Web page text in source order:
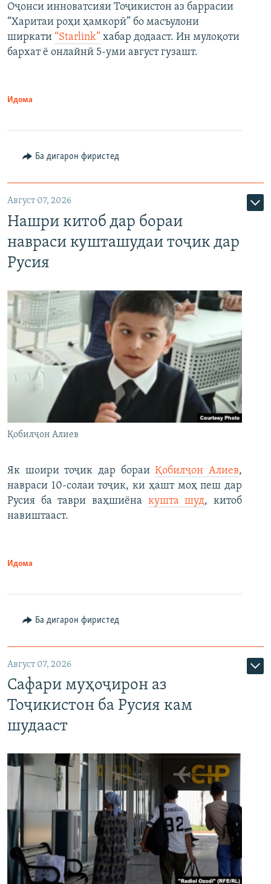
Оҷонси инноватсияи Тоҷикистон аз баррасии
“Харитаи роҳи ҳамкорӣ” бо масъулони
ширкати “Starlink” хабар додааст. Ин мулоқоти
бархат ё онлайнӣ 5-уми август гузашт.
Идома
Ба дигарон фиристед
Август 07, 2026
Нашри китоб дар бораи
навраси кушташудаи тоҷик дар
Русия
Қобилҷон Алиев
Як шоири тоҷик дар бораиҚобилҷон Алиев,
навраси 10-солаи тоҷик, ки ҳашт моҳ пеш дар
Русия ба таври ваҳшиёна кушта шуд, китоб
навиштааст.
Идома
Ба дигарон фиристед
Август 07, 2026
Сафари муҳоҷирон аз
Тоҷикистон ба Русия кам
шудааст